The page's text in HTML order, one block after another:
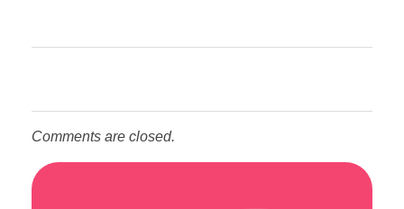
Comments are closed.